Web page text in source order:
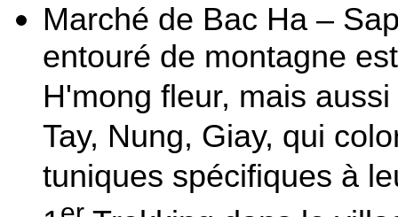
Marché de Bac Ha –
entouré de montagne
H'mong fleur, mais
Tay, Nung, Giay, qui
tuniques spécifiques à